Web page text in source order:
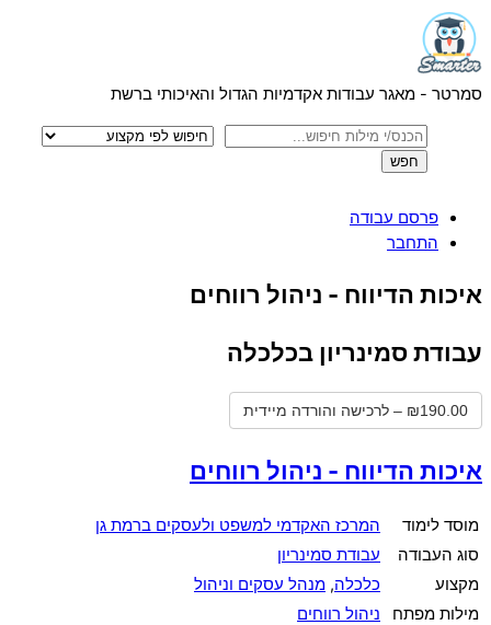
Skip
to
content
Menu
סמרטר - מאגר עבודות אקדמיות הגדול והאיכותי ברשת
פרסם עבודה
התחבר
Menu
איכות הדיווח - ניהול רווחים
עבודת סמינריון בכלכלה
₪190.00 – לרכישה והורדה מיידית
איכות הדיווח - ניהול רווחים
מוסד לימוד
המרכז האקדמי למשפט ולעסקים ברמת גן
סוג העבודה
עבודת סמינריון
מקצוע
כלכלה, מנהל עסקים וניהול
מילות מפתח
ניהול רווחים